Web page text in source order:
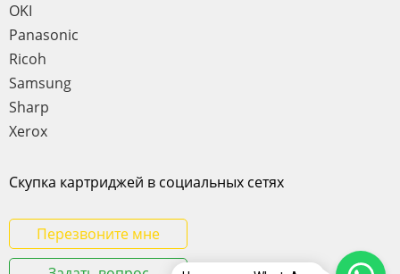
OKI
Panasonic
Ricoh
Samsung
Sharp
Xerox
Скупка картриджей в социальных сетях
Перезвоните мне